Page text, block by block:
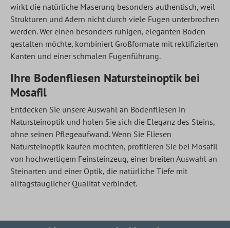
wirkt die natürliche Maserung besonders authentisch, weil
Strukturen und Adern nicht durch viele Fugen unterbrochen
werden. Wer einen besonders ruhigen, eleganten Boden
gestalten möchte, kombiniert Großformate mit rektifizierten
Kanten und einer schmalen Fugenführung.
Ihre Bodenfliesen Natursteinoptik bei
Mosafil
Entdecken Sie unsere Auswahl an Bodenfliesen in
Natursteinoptik und holen Sie sich die Eleganz des Steins,
ohne seinen Pflegeaufwand. Wenn Sie Fliesen
Natursteinoptik kaufen möchten, profitieren Sie bei Mosafil
von hochwertigem Feinsteinzeug, einer breiten Auswahl an
Steinarten und einer Optik, die natürliche Tiefe mit
alltagstauglicher Qualität verbindet.